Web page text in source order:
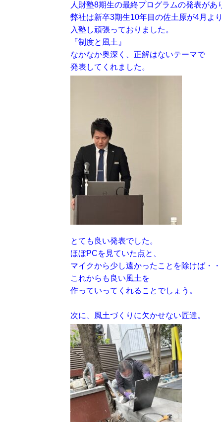
人財塾8期生の最終プログラムの発表があ
弊社は新卒3期生10年目の佐土原が4月よ
入塾し頑張っておりました。
『制度と風土』
なかなか奥深く、正解はないテーマで
発表してくれました。
とても良い発表でした。
ほぼPCを見ていた点と、
マイクから少し遠かったことを除けば・
これからも良い風土を
作っていってくれることでしょう。
次に、風土づくりに欠かせない匠達。